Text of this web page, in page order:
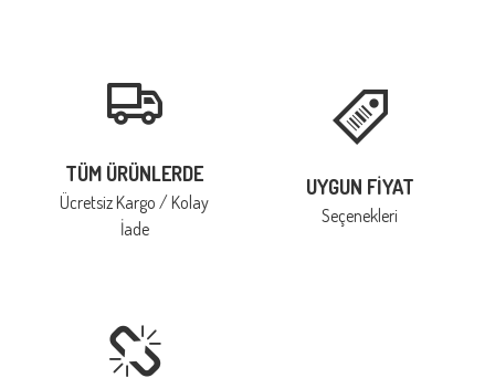
TÜM ÜRÜNLERDE
Ücretsiz Kargo / Kolay
İade
UYGUN FIYAT
Seçenekleri